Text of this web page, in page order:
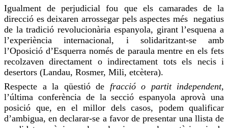
Igualment de perjudicial fou que els camarades de la
direcció es deixaren arrossegar pels aspectes més negatius
de la tradició revolucionària espanyola, girant l’esquena a
l’experiència internacional, i solidaritzant-se amb
l’Oposició d’Esquerra només de paraula mentre en els fets
recolzaven directament o indirectament tots els necis i
desertors (Landau, Rosmer, Mili, etcètera).
Respecte a la qüestió de fracció o partit independent,
l’última conferència de la secció espanyola aprovà una
posició que, en el millor dels casos, podem qualificar
d’ambigua, en declarar-se a favor de presentar una llista de